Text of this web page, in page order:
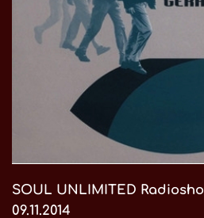
SOUL UNLIMITED
09.11.2014